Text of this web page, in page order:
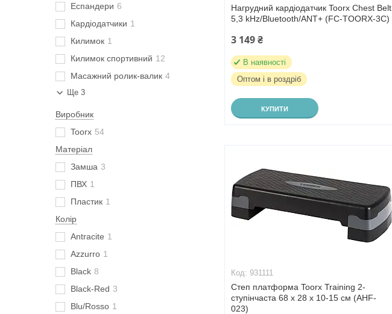
Еспандери 6
Кардіодатчики 1
Килимок 1
Килимок спортивний 12
Масажний ролик-валик 4
Ще 3
Виробник
Toorx 54
Матеріал
Замша 3
ПВХ 1
Пластик 1
Колір
Antracite 1
Azzurro 1
Black 8
Black-Red 3
Blu/Rosso 1
Нагрудний кардіодатчик Toorx Chest Belt
5,3 kHz/Bluetooth/ANT+ (FC-TOORX-3C)
3 149 ₴
В наявності
Оптом і в роздріб
КУПИТИ
931111
Степ платформа Toorx Training 2-
ступінчаста 68 х 28 х 10-15 см (AHF-
023)